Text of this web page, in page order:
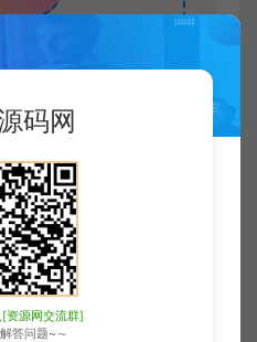
容仅限用于学习和
非法用途。如有侵
所有付费功能，均
码网
资源网交流群]
答问题~～